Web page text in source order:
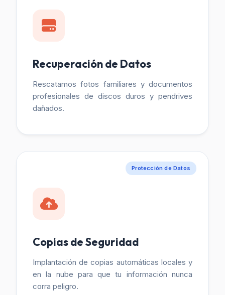
Recuperación de Datos
Rescatamos fotos familiares y documentos
profesionales de discos duros y pendrives
dañados.
Protección de Datos
Copias de Seguridad
Implantación de copias automáticas locales y
en la nube para que tu información nunca
corra peligro.